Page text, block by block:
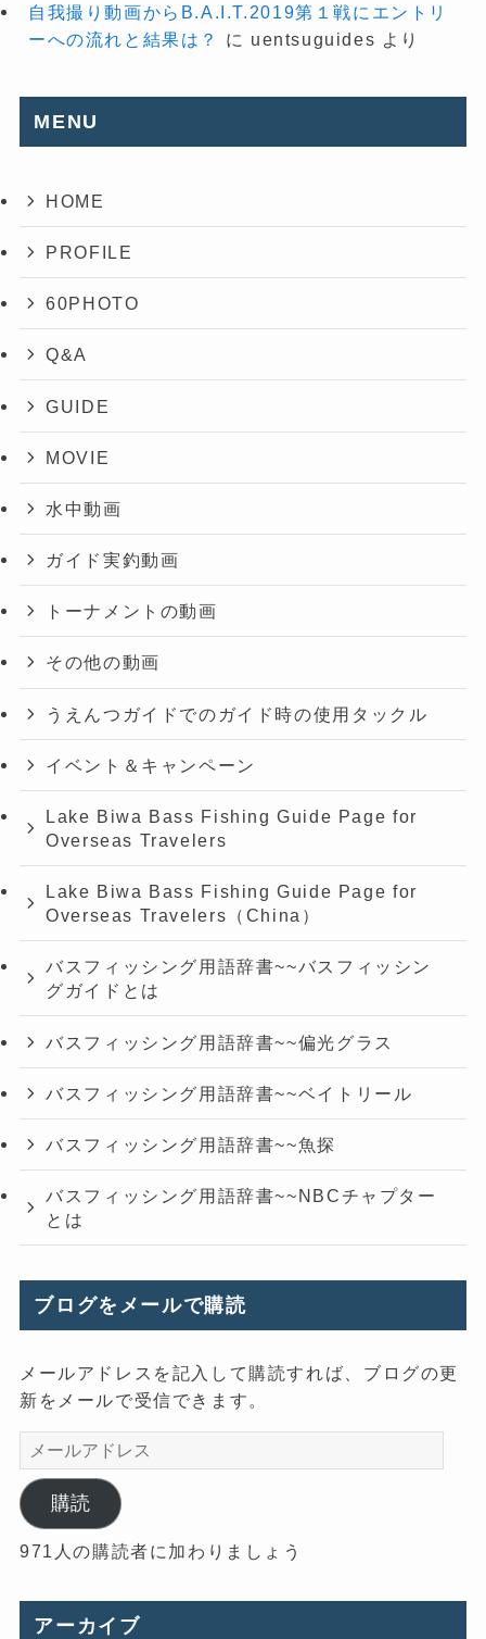
自我撮り動画からB.A.I.T.2019第１戦にエントリ
ーへの流れと結果は？
に uentsuguides より
MENU
HOME
PROFILE
60PHOTO
Q&A
GUIDE
MOVIE
水中動画
ガイド実釣動画
トーナメントの動画
その他の動画
うえんつガイドでのガイド時の使用タックル
イベント＆キャンペーン
Lake Biwa Bass Fishing Guide Page for
Overseas Travelers
Lake Biwa Bass Fishing Guide Page for
Overseas Travelers（China）
バスフィッシング用語辞書~~バスフィッシン
グガイドとは
バスフィッシング用語辞書~~偏光グラス
バスフィッシング用語辞書~~ベイトリール
バスフィッシング用語辞書~~魚探
バスフィッシング用語辞書~~NBCチャプター
とは
ブログをメールで購読
メールアドレスを記入して購読すれば、ブログの更
新をメールで受信できます。
メ
ー
ル
ア
ド
ス
購読
971人の購読者に加わりましょう
アーカイブ